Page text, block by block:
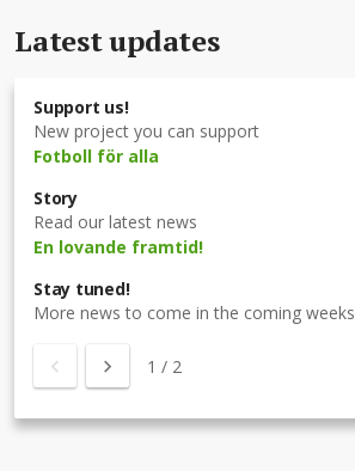
Latest updates
Support us!
New project you can support
Fotboll för alla
Story
Read our latest news
En lovande framtid!
Stay tuned!
More news to come in the coming weeks
1 / 2